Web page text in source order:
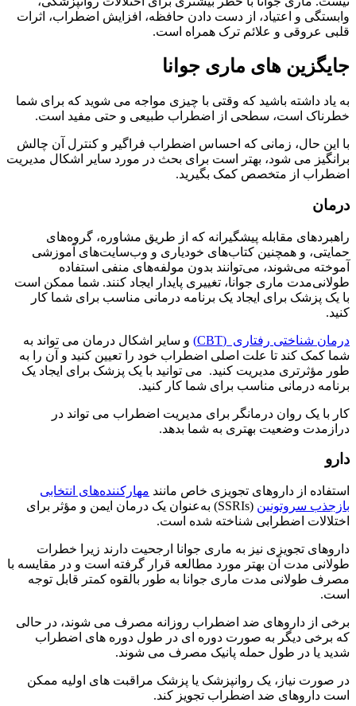
وابستگی و اعتیاد، از دست دادن حافظه، افزایش اضطراب، اثرات
قلبی عروقی و علائم ترک همراه است.
جایگزین های ماری جوانا
به یاد داشته باشید که وقتی با چیزی مواجه می شوید که برای شما
خطرناک است، سطحی از اضطراب طبیعی و حتی مفید است.
با این حال، زمانی که احساس اضطراب فراگیر و کنترل آن چالش
برانگیز می شود، بهتر است برای بحث در مورد سایر اشکال مدیریت
اضطراب از متخصص کمک بگیرید.
درمان
راهبردهای مقابله پیشگیرانه که از طریق مشاوره، گروه‌های
حمایتی، و همچنین کتاب‌های خودیاری و وب‌سایت‌های آموزشی
آموخته می‌شوند، می‌توانند بدون مولفه‌های منفی استفاده
طولانی‌مدت ماری جوانا، تغییری پایدار ایجاد کنند. شما ممکن است
با یک پزشک برای ایجاد یک برنامه درمانی مناسب برای شما کار
کنید.
درمان شناختی رفتاری (CBT)
و سایر اشکال درمان می تواند به
شما کمک کند تا علت اصلی اضطراب خود را تعیین کنید و آن را به
طور مؤثرتری مدیریت کنید. می توانید با یک پزشک برای ایجاد یک
برنامه درمانی مناسب برای شما کار کنید.
کار با یک روان درمانگر برای مدیریت اضطراب می تواند در
درازمدت وضعیت بهتری به شما بدهد.
دارو
استفاده از داروهای تجویزی خاص مانند مهارکننده‌های انتخابی
بازجذب سروتونین
(SSRIs) به‌عنوان یک درمان ایمن و مؤثر برای
اختلالات اضطرابی شناخته شده است.
داروهای تجویزی نیز به ماری جوانا ارجحیت دارند زیرا خطرات
طولانی مدت آن بهتر مورد مطالعه قرار گرفته است و در مقایسه با
مصرف طولانی مدت ماری جوانا به طور بالقوه کمتر قابل توجه
است.
برخی از داروهای ضد اضطراب روزانه مصرف می شوند، در حالی
که برخی دیگر به صورت دوره ای در طول دوره های اضطراب
شدید یا در طول حمله پانیک مصرف می شوند.
در صورت نیاز، یک روانپزشک یا پزشک مراقبت های اولیه ممکن
است داروهای ضد اضطراب تجویز کند.